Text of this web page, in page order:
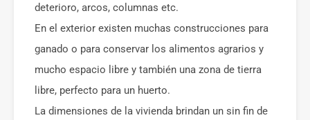
deterioro, arcos, columnas etc.
En el exterior existen muchas construcciones para
ganado o para conservar los alimentos agrarios y
mucho espacio libre y también una zona de tierra
libre, perfecto para un huerto.
La dimensiones de la vivienda brindan un sin fin de